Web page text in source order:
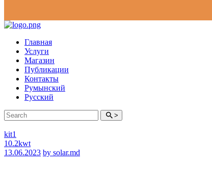
Главная
Услуги
Магазин
Публикации
Контакты
Румынский
Русский
>
kit1
10.2kwt
13.06.2023 by solar.md